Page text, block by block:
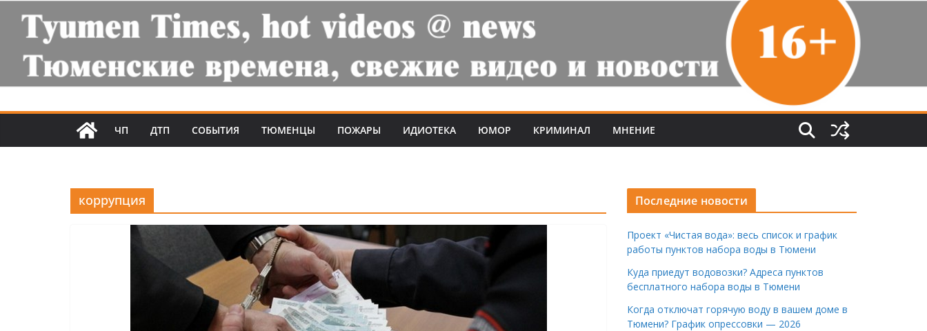
ЧП ДТП СОБЫТИЯ ТЮМЕНЦЫ ПОЖАРЫ ИДИОТЕКА ЮМОР КРИМИНАЛ МНЕНИЕ
коррупция Последние новости
Проект «Чистая вода»: весь список и график
работы пунктов набора воды в Тюмени
Куда приедут водовозки? Адреса пунктов
бесплатного набора воды в Тюмени
Когда отключат горячую воду в вашем доме в
Тюмени? График опрессовки — 2026